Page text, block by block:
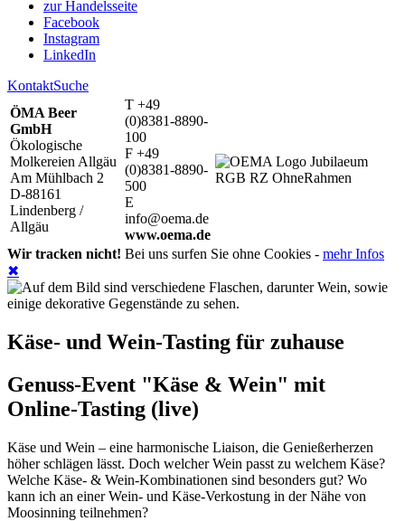
zur Handelsseite
Facebook
Instagram
LinkedIn
KontaktSuche
ÖMA Beer
GmbH
Ökologische
Molkereien Allgäu
Am Mühlbach 2
D-88161
Lindenberg /
Allgäu
T +49
(0)8381-8890-
100
F +49
(0)8381-8890-
500
E
info@oema.de
www.oema.de
Wir tracken nicht! Bei uns surfen Sie ohne Cookies - mehr Infos
✖
Käse- und Wein-Tasting für zuhause
Genuss-Event "Käse & Wein" mit
Online-Tasting (live)
Käse und Wein – eine harmonische Liaison, die Genießerherzen
höher schlägen lässt. Doch welcher Wein passt zu welchem Käse?
Welche Käse- & Wein-Kombinationen sind besonders gut? Wo
kann ich an einer Wein- und Käse-Verkostung in der Nähe von
Moosinning teilnehmen?